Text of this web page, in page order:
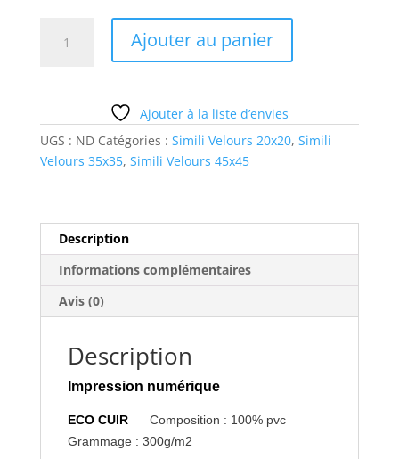
1
Ajouter au panier
Ajouter à la liste d’envies
UGS : ND Catégories : Simili Velours 20x20, Simili
Velours 35x35, Simili Velours 45x45
Description
Informations complémentaires
Avis (0)
Description
Impression numérique
ECO CUIR Composition : 100% pvc
Grammage : 300g/m2